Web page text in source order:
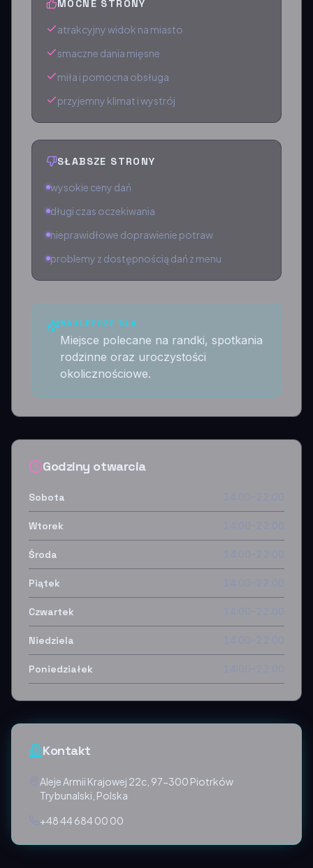
MOCNE STRONY
atrakcyjny widok na miasto
smaczne dania mięsne
miła i pomocna obsługa
przyjemny klimat i wystrój
SŁABSZE STRONY
wysokie ceny dań
długi czas oczekiwania
nieprawidłowe doprawienie potraw
problemy z dostępnością dań z menu
NAJLEPSZE DLA
Miejsce polecane na randki, spotkania
rodzinne oraz uroczystości
okolicznościowe.
Godziny otwarcia
Sobota
Wtorek
Środa
Piątek
Czwartek
Niedziela
Poniedziałek
Kontakt
Aleje Armii Krajowej 22c, 97-300 Piotrków
Trybunalski, Polska
+48 44 684 00 00